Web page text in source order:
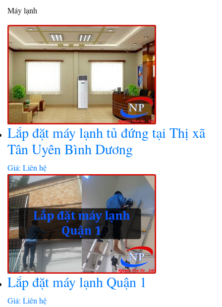
Máy lạnh
Lắp đặt máy lạnh tủ đứng tại Thị xã
Tân Uyên Bình Dương
Giá: Liên hệ
Lắp đặt máy lạnh Quận 1
Giá: Liên hệ